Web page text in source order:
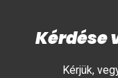
Kérdése
Kérjük,